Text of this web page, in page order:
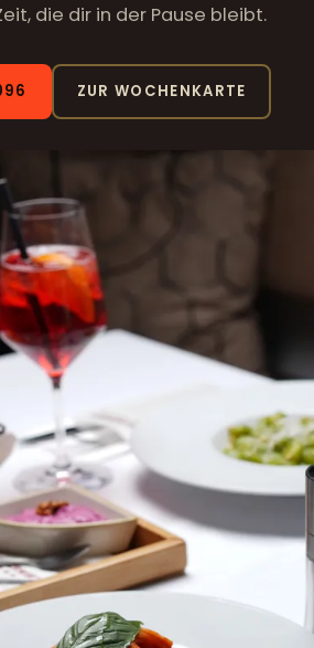
die dir in der Pause bleibt.
ZUR WOCHENKARTE